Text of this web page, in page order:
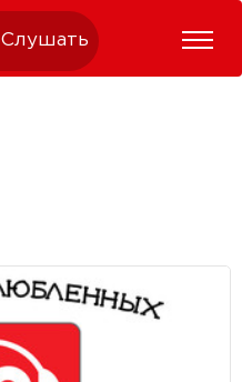
Слушать online